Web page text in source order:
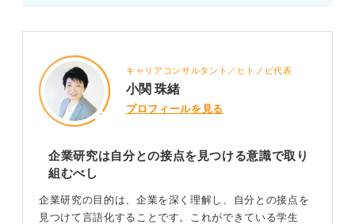
キャリアコンサルタント／ヒトノビ代表
小関 珠緒
プロフィールを見る
企業研究は自分との接点を見つける意識で取り
組むべし
企業研究の目的は、企業を深く理解し、自分との接点を
見つけて言語化することです。これができている学生